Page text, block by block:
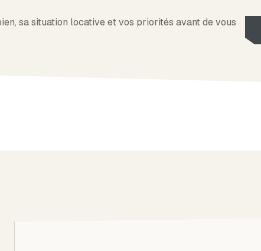
sa situation locative et vos priorités avant de vous